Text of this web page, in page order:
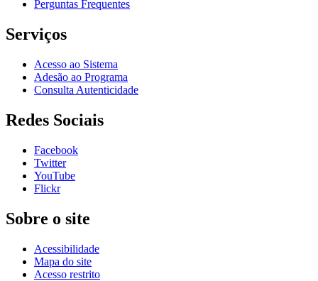
Perguntas Frequentes
Serviços
Acesso ao Sistema
Adesão ao Programa
Consulta Autenticidade
Redes Sociais
Facebook
Twitter
YouTube
Flickr
Sobre o site
Acessibilidade
Mapa do site
Acesso restrito